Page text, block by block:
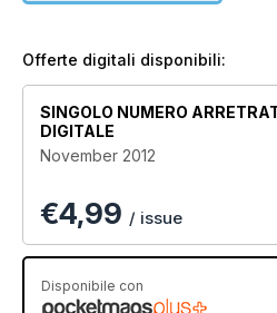
Offerte digitali disponibili:
SINGOLO NUMERO
DIGITALE
November 2012
€4,99 / issue
Disponibile con